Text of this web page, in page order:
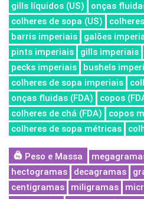
gills líquidos (US)
onças
colheres de sopa (US)
barris imperiais
galões
pints imperiais
gills imperiais
pecks imperiais
bushels
colheres de sopa imperiais
onças fluidas (FDA)
copos
colheres de chá (FDA)
copos
colheres de sopa métricas
Peso e Massa
hectogramas
decagramas
centigramas
miligramas